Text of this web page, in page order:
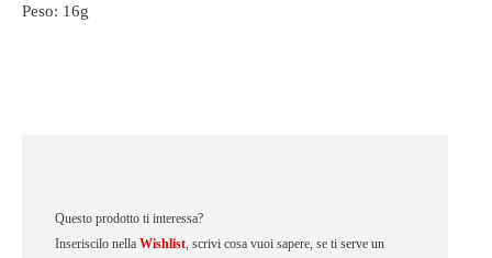
Questo prodotto ti interessa?
Inseriscilo nella Wishlist, scrivi cosa vuoi sapere, se ti serve un
Peso: 16g